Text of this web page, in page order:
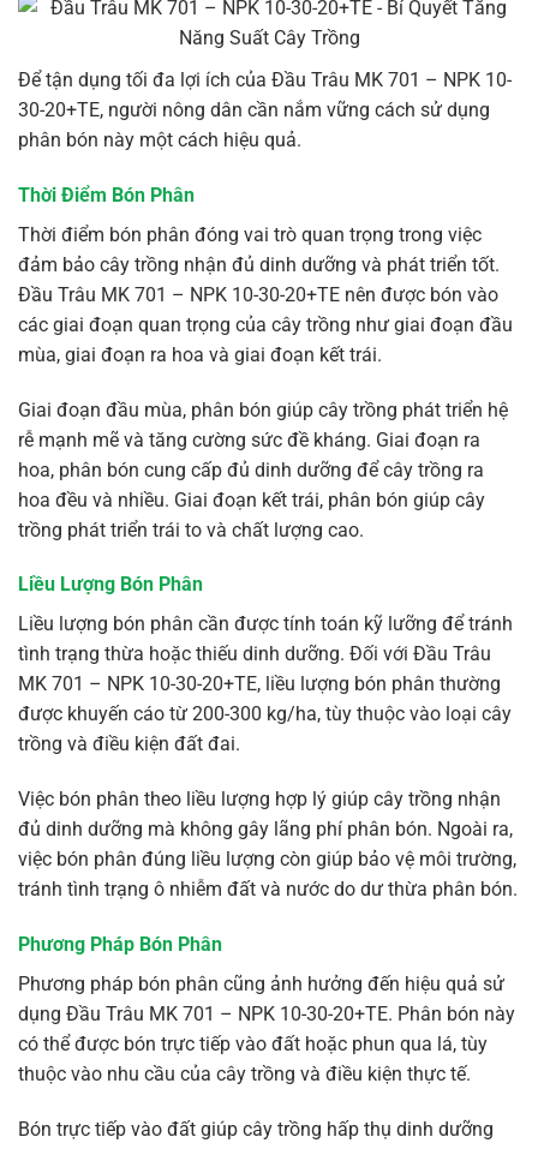
Để tận dụng tối đa lợi ích của Đầu Trâu MK 701 – NPK 10-
30-20+TE, người nông dân cần nắm vững cách sử dụng
phân bón này một cách hiệu quả.
Thời Điểm Bón Phân
Thời điểm bón phân đóng vai trò quan trọng trong việc
đảm bảo cây trồng nhận đủ dinh dưỡng và phát triển tốt.
Đầu Trâu MK 701 – NPK 10-30-20+TE nên được bón vào
các giai đoạn quan trọng của cây trồng như giai đoạn đầu
mùa, giai đoạn ra hoa và giai đoạn kết trái.
Giai đoạn đầu mùa, phân bón giúp cây trồng phát triển hệ
rễ mạnh mẽ và tăng cường sức đề kháng. Giai đoạn ra
hoa, phân bón cung cấp đủ dinh dưỡng để cây trồng ra
hoa đều và nhiều. Giai đoạn kết trái, phân bón giúp cây
trồng phát triển trái to và chất lượng cao.
Liều Lượng Bón Phân
Liều lượng bón phân cần được tính toán kỹ lưỡng để tránh
tình trạng thừa hoặc thiếu dinh dưỡng. Đối với Đầu Trâu
MK 701 – NPK 10-30-20+TE, liều lượng bón phân thường
được khuyến cáo từ 200-300 kg/ha, tùy thuộc vào loại cây
trồng và điều kiện đất đai.
Việc bón phân theo liều lượng hợp lý giúp cây trồng nhận
đủ dinh dưỡng mà không gây lãng phí phân bón. Ngoài ra,
việc bón phân đúng liều lượng còn giúp bảo vệ môi trường,
tránh tình trạng ô nhiễm đất và nước do dư thừa phân bón.
Phương Pháp Bón Phân
Phương pháp bón phân cũng ảnh hưởng đến hiệu quả sử
dụng Đầu Trâu MK 701 – NPK 10-30-20+TE. Phân bón này
có thể được bón trực tiếp vào đất hoặc phun qua lá, tùy
thuộc vào nhu cầu của cây trồng và điều kiện thực tế.
Bón trực tiếp vào đất giúp cây trồng hấp thụ dinh dưỡng